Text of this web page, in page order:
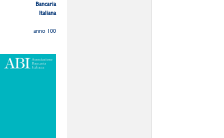
Bancaria
Italiana
anno 100